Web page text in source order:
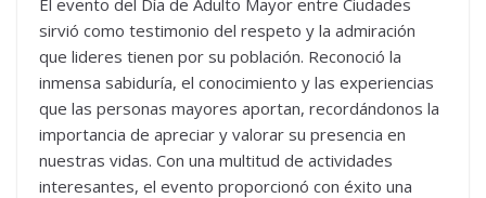
El evento del Día de Adulto Mayor entre Ciudades
sirvió como testimonio del respeto y la admiración
que lideres tienen por su población. Reconoció la
inmensa sabiduría, el conocimiento y las experiencias
que las personas mayores aportan, recordándonos la
importancia de apreciar y valorar su presencia en
nuestras vidas. Con una multitud de actividades
interesantes, el evento proporcionó con éxito una